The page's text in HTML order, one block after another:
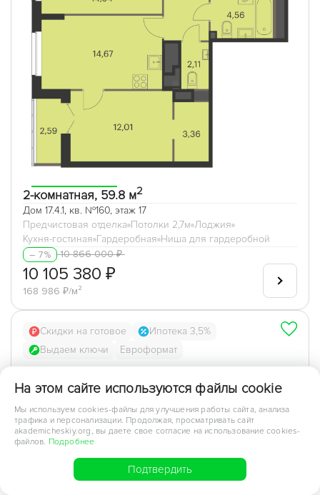
На этом сайте используются файлы cookie
Мы используем cookies-файлы для улучшения работы сайта, анализа
трафика и персонализации. Продолжая, просматривать сайт
akademicheskiy.org, вы даете свое согласие на использование cookies-
файлов. Подробнее
Подтвердить
2-комнатная, 59.8 м2
Дом 17.4.1, кв. №160, этаж 17
Предчистовая отделка Потолки 2,7м Лоджия
Кухня-гостиная Гардеробная Ниша для гардеробной
– 7%
10 866 000 ₽
10 105 380 ₽
168 986 ₽/м²
Скидки на готовое
Ипотека 3,5%
Выдаем ключи
Евроформат